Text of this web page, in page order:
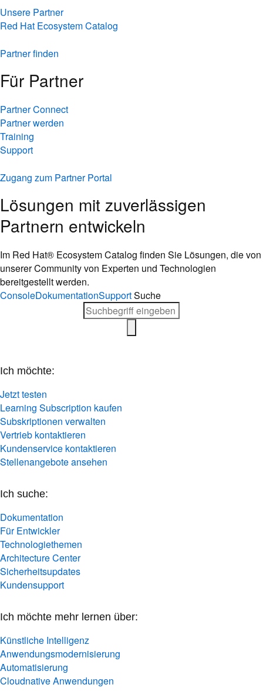
Unsere Partner
Red Hat Ecosystem Catalog
Partner finden
Für Partner
Partner Connect
Partner werden
Training
Support
Zugang zum Partner Portal
Lösungen mit zuverlässigen
Partnern entwickeln
Im Red Hat® Ecosystem Catalog finden Sie Lösungen, die von
unserer Community von Experten und Technologien
bereitgestellt werden.
ConsoleDokumentationSupportSuche
Ich möchte:
Jetzt testen
Learning Subscription kaufen
Subskriptionen verwalten
Vertrieb kontaktieren
Kundenservice kontaktieren
Stellenangebote ansehen
Ich suche:
Dokumentation
Für Entwickler
Technologiethemen
Architecture Center
Sicherheitsupdates
Kundensupport
Ich möchte mehr lernen über:
Künstliche Intelligenz
Anwendungsmodernisierung
Automatisierung
Cloudnative Anwendungen